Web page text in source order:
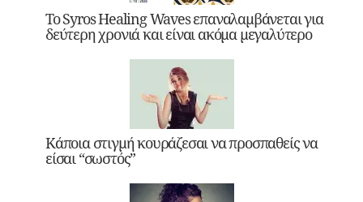
Το Syros Healing Waves επαναλαμβάνεται για
δεύτερη χρονιά και είναι ακόμα μεγαλύτερο
Κάποια στιγμή κουράζεσαι να προσπαθείς να
είσαι “σωστός”